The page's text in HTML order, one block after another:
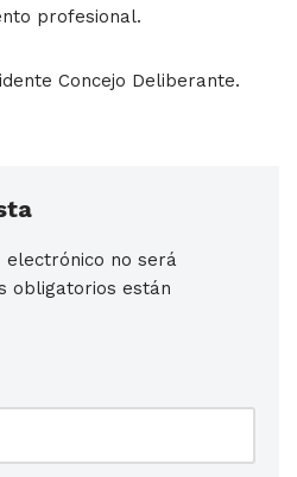
profesional.
Concejo Deliberante.
electrónico no será
obligatorios están